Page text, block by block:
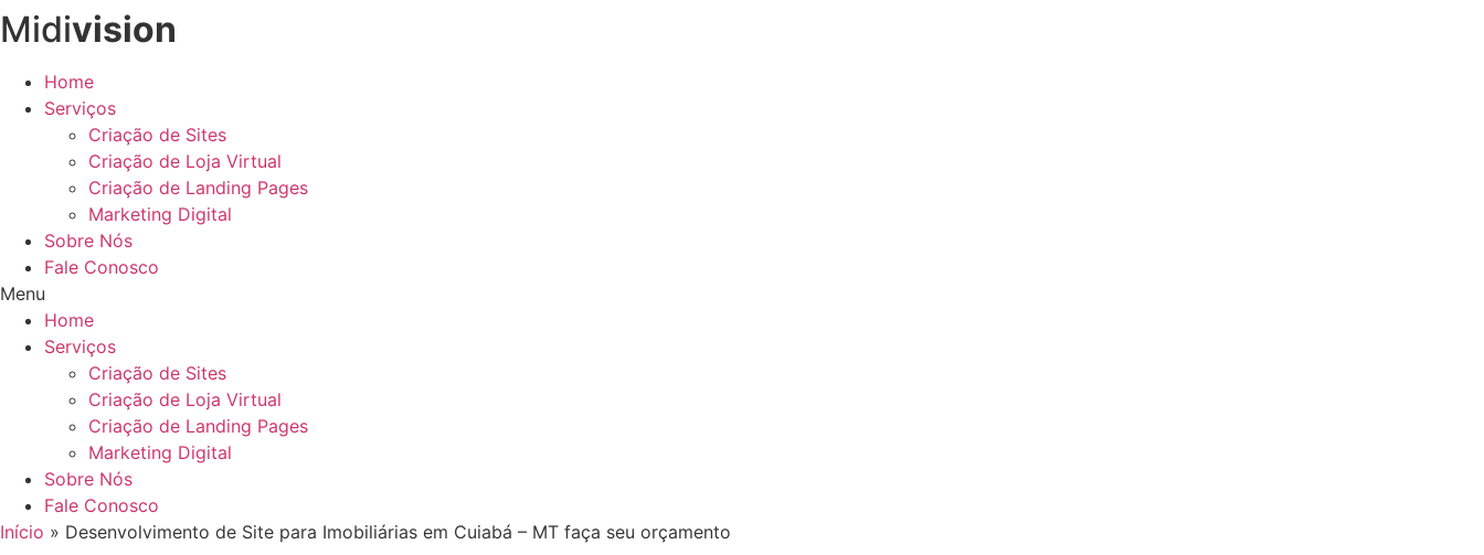
Ir
para
conteúdo
Midivision
Home
Serviços
Criação de Sites
Criação de Loja Virtual
Criação de Landing Pages
Marketing Digital
Sobre Nós
Fale Conosco
Menu
Home
Serviços
Criação de Sites
Criação de Loja Virtual
Criação de Landing Pages
Marketing Digital
Sobre Nós
Fale Conosco
Início » Desenvolvimento de Site para Imobiliárias em Cuiabá – MT faça seu orçamento